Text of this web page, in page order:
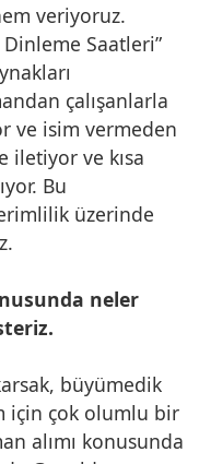
veriyoruz.
Dinleme Saatleri”
çalışanlarla
ve isim vermeden
iletiyor ve kısa
Bu
üzerinde
neler
büyümedik
için çok olumlu bir
alımı konusunda